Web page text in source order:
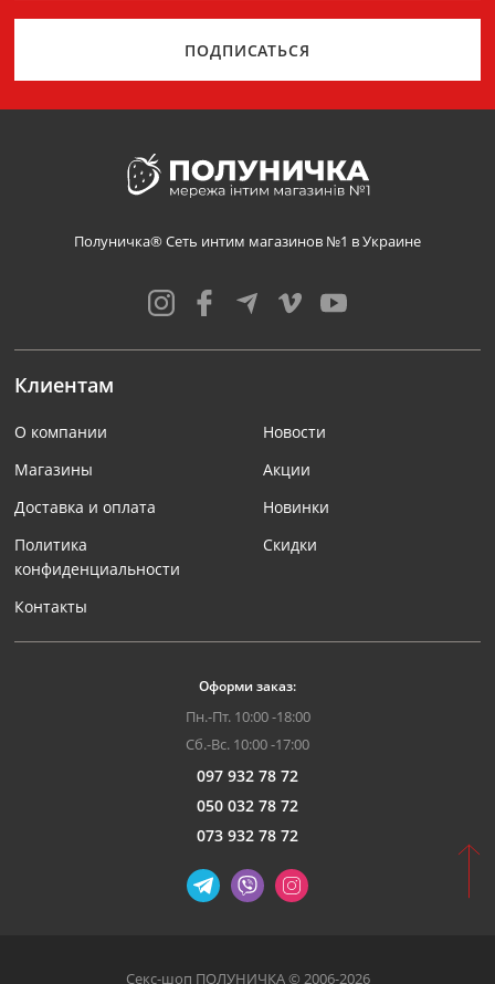
ПОДПИСАТЬСЯ
Полуничка® Сеть интим магазинов №1 в Украине
Клиентам
О компании
Магазины
Доставка и оплата
Политика
конфиденциальности
Контакты
Новости
Акции
Новинки
Скидки
Оформи заказ:
Пн.-Пт. 10:00 -18:00
Сб.-Вс. 10:00 -17:00
097 932 78 72
050 032 78 72
073 932 78 72
Секс-шоп ПОЛУНИЧКА © 2006-2026